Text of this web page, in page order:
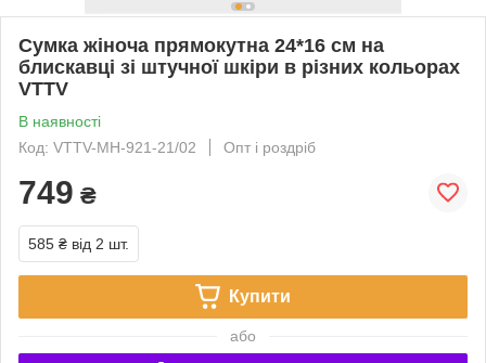
Сумка жіноча прямокутна 24*16 см на
блискавці зі штучної шкіри в різних кольорах
VTTV
В наявності
Код: VTTV-MH-921-21/02
Опт і роздріб
749 ₴
585 ₴ від 2 шт.
Купити
або